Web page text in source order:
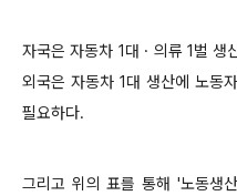
자국은 자동차 1대 · 의류 1벌 생
외국은 자동차 1대 생산에 노동
필요하다.
그리고 위의 표를 통해 '노동생